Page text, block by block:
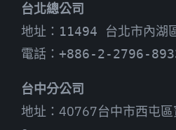
台北總公司
地址：11494 台北市內湖
電話：+886-2-2796-
台中分公司
地址：40767台中市西屯